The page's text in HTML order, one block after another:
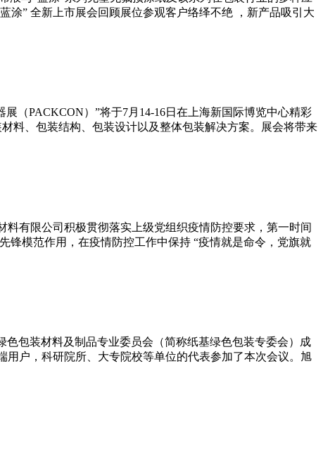
涂” 全新上市展会回顾展位参观客户络绎不绝 ，新产品吸引大
（PACKCON）”将于7月14-16日在上海新国际博览中心精彩
料、包装结构、包装设计以及整体包装解决方案。展会将带来
有限公司积极贯彻落实上级党组织疫情防控要求，第一时间
锋模范作用，在疫情防控工作中保持 “疫情就是命令，党旗就
色包装材料及制品专业委员会（简称纸基绿色包装专委会）成
户，科研院所、大专院校等单位的代表参加了本次会议。旭